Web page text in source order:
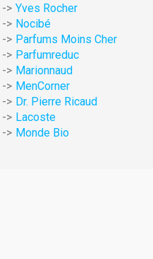
Yves Rocher
Nocibé
Parfums Moins Cher
Parfumreduc
Marionnaud
MenCorner
Dr. Pierre Ricaud
Lacoste
Monde Bio